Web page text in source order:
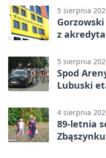
5 sierpnia
z
5 sierpnia
Spod
Lubuski
4 sierpnia
89-letnia